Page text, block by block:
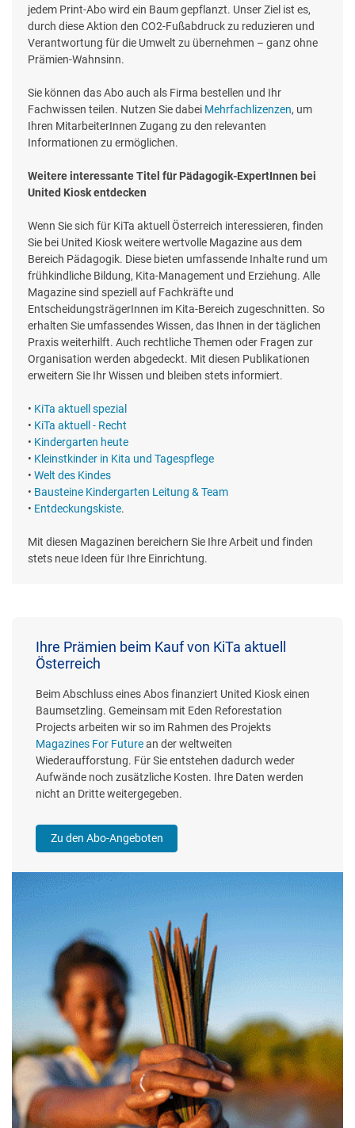
jedem Print-Abo wird ein Baum gepflanzt. Unser Ziel ist es,
durch diese Aktion den CO2-Fußabdruck zu reduzieren und
Verantwortung für die Umwelt zu übernehmen – ganz ohne
Prämien-Wahnsinn.
Sie können das Abo auch als Firma bestellen und Ihr
Fachwissen teilen. Nutzen Sie dabei Mehrfachlizenzen, um
Ihren MitarbeiterInnen Zugang zu den relevanten
Informationen zu ermöglichen.
Weitere interessante Titel für Pädagogik-ExpertInnen bei
United Kiosk entdecken
Wenn Sie sich für KiTa aktuell Österreich interessieren, finden
Sie bei United Kiosk weitere wertvolle Magazine aus dem
Bereich Pädagogik. Diese bieten umfassende Inhalte rund um
frühkindliche Bildung, Kita-Management und Erziehung. Alle
Magazine sind speziell auf Fachkräfte und
EntscheidungsträgerInnen im Kita-Bereich zugeschnitten. So
erhalten Sie umfassendes Wissen, das Ihnen in der täglichen
Praxis weiterhilft. Auch rechtliche Themen oder Fragen zur
Organisation werden abgedeckt. Mit diesen Publikationen
erweitern Sie Ihr Wissen und bleiben stets informiert.
• KiTa aktuell spezial
• KiTa aktuell - Recht
• Kindergarten heute
• Kleinstkinder in Kita und Tagespflege
• Welt des Kindes
• Bausteine Kindergarten Leitung & Team
• Entdeckungskiste.
Mit diesen Magazinen bereichern Sie Ihre Arbeit und finden
stets neue Ideen für Ihre Einrichtung.
Ihre Prämien beim Kauf von KiTa aktuell
Österreich
Beim Abschluss eines Abos finanziert United Kiosk einen
Baumsetzling. Gemeinsam mit Eden Reforestation
Projects arbeiten wir so im Rahmen des Projekts
Magazines For Futurean der weltweiten
Wiederaufforstung. Für Sie entstehen dadurch weder
Aufwände noch zusätzliche Kosten. Ihre Daten werden
nicht an Dritte weitergegeben.
Zu den Abo-Angeboten